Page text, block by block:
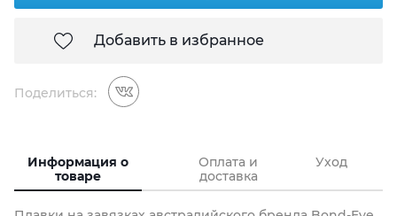
Добавить в избранное
Поделиться:
Информация о
товаре
Оплата и
доставка
Уход